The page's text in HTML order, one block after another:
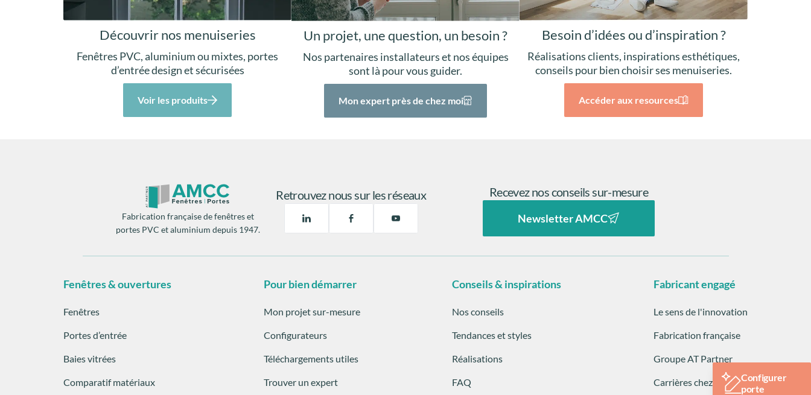
Découvrir nos menuiseries
Fenêtres PVC, aluminium ou mixtes, portes
d’entrée design et sécurisées
Voir les produits
Un projet, une question, un besoin ?
Nos partenaires installateurs et nos équipes
sont là pour vous guider.
Mon expert près de chez moi
Besoin d’idées ou d’inspiration ?
Réalisations clients, inspirations esthétiques,
conseils pour bien choisir ses menuiseries.
Accéder aux resources
Fabrication française de fenêtres et
portes PVC et aluminium depuis 1947.
Retrouvez nous sur les réseaux Recevez nos conseils sur-mesure
Newsletter AMCC
Fenêtres & ouvertures
Fenêtres
Portes d’entrée
Baies vitrées
Comparatif matériaux
Pour bien démarrer
Mon projet sur-mesure
Configurateurs
Téléchargements utiles
Trouver un expert
Conseils & inspirations
Nos conseils
Tendances et styles
Réalisations
FAQ
Fabricant engagé
Le sens de l'innovation
Fabrication française
Groupe AT Partner
Carrières chez AMCCConfigurer
porte